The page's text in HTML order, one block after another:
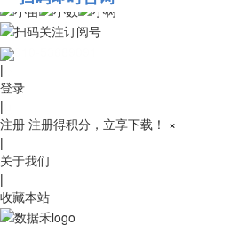
010-53689091
|
登录
|
注册 注册得积分，立享下载！ ×
|
关于我们
|
收藏本站